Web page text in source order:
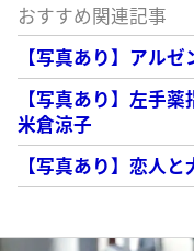
おすすめ関連記事
【写真あり】アル
【写真あり】左手
米倉涼子
【写真あり】恋人